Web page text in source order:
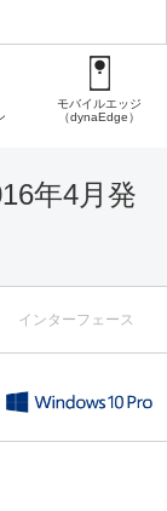
モバイルエッジ
（dynaEdge）
年4月発
インターフェース